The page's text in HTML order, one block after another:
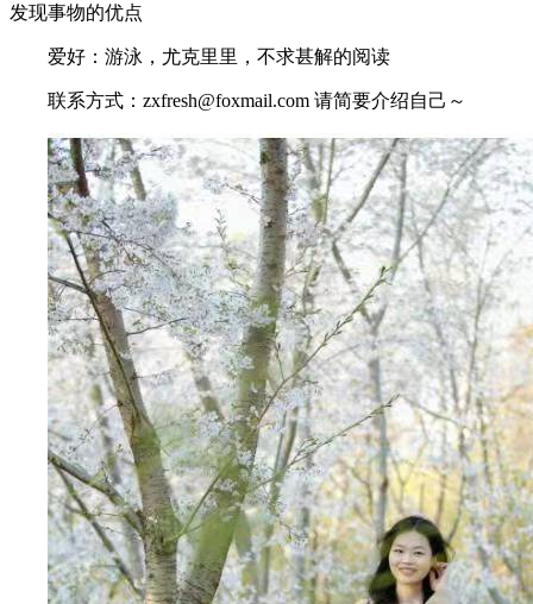
发现事物的优点
爱好：游泳，尤克里里，不求甚解的阅读
联系方式：zxfresh@foxmail.com 请简要介绍自己～